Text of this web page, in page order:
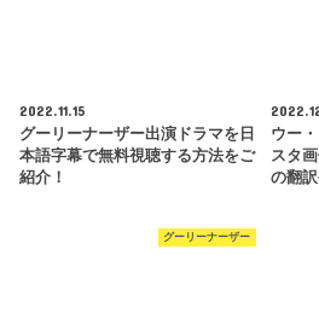
2022.11.15
グーリーナーザー出演ドラマを日
本語字幕で無料視聴する方法をご
紹介！
ウー
スタ
の翻
グーリーナーザー